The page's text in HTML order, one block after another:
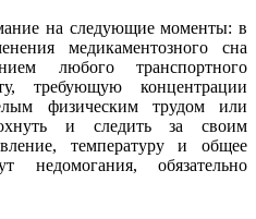
на следующие моменты: в
медикаментозного сна
любого транспортного
требующую концентрации
физическим трудом или
и следить за своим
температуру и общее
недомогания, обязательно